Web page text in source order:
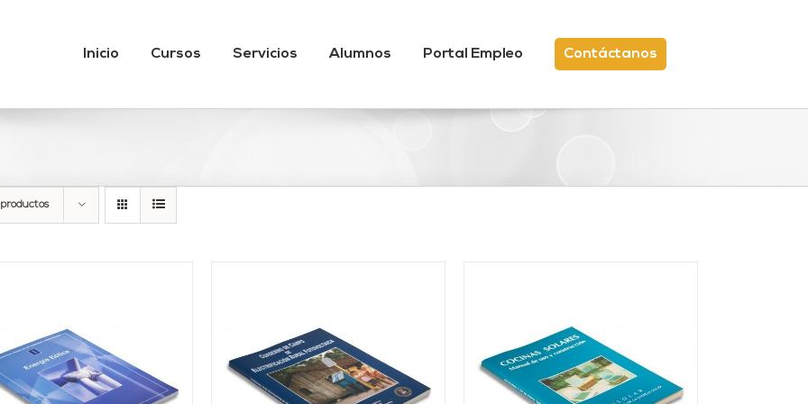
Inicio Cursos Servicios Alumnos Portal Empleo Contáctanos
AÑADIR AL CARRITO
DETALLES
AÑADIR AL CARRITO
DETALLES